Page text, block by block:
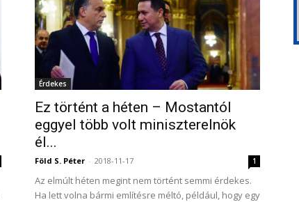
Érdekes
Ez történt a héten – Mostantól
eggyel több volt miniszterelnök
él...
Föld S. Péter - 2018-11-17 1
Az elmúlt héten megint nem történt semmi érdekes.
Ha lett volna bármi említésre méltó, például, hogy egy